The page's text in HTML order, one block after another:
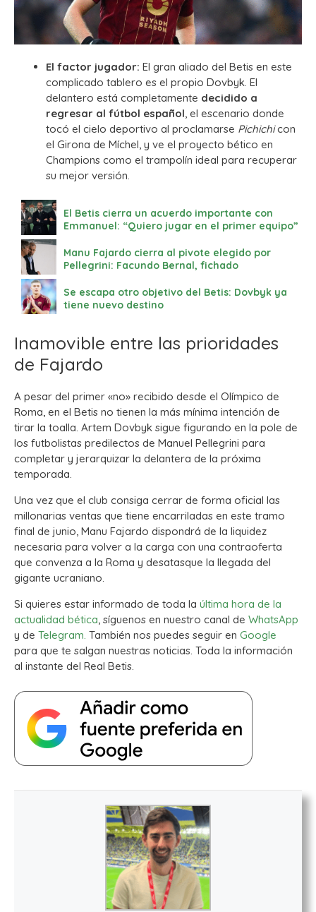
El factor jugador: El gran aliado del Betis en este
complicado tablero es el propio Dovbyk. El
delantero está completamente decidido a
regresar al fútbol español, el escenario donde
tocó el cielo deportivo al proclamarse Pichichicon
el Girona de Míchel, y ve el proyecto bético en
Champions como el trampolín ideal para recuperar
su mejor versión.
El Betis cierra un acuerdo importante con
Emmanuel: “Quiero jugar en el primer equipo”
Manu Fajardo cierra al pivote elegido por
Pellegrini: Facundo Bernal, fichado
Se escapa otro objetivo del Betis: Dovbyk ya
tiene nuevo destino
Inamovible entre las prioridades
de Fajardo
A pesar del primer «no» recibido desde el Olímpico de
Roma, en el Betis no tienen la más mínima intención de
tirar la toalla. Artem Dovbyk sigue figurando en la pole de
los futbolistas predilectos de Manuel Pellegrini para
completar y jerarquizar la delantera de la próxima
temporada.
Una vez que el club consiga cerrar de forma oficial las
millonarias ventas que tiene encarriladas en este tramo
final de junio, Manu Fajardo dispondrá de la liquidez
necesaria para volver a la carga con una contraoferta
que convenza a la Roma y desatasque la llegada del
gigante ucraniano.
Si quieres estar informado de toda la última hora de la
actualidad bética , síguenos en nuestro canal de WhatsApp
y de Telegram. También nos puedes seguir en Google
para que te salgan nuestras noticias. Toda la información
al instante del Real Betis.